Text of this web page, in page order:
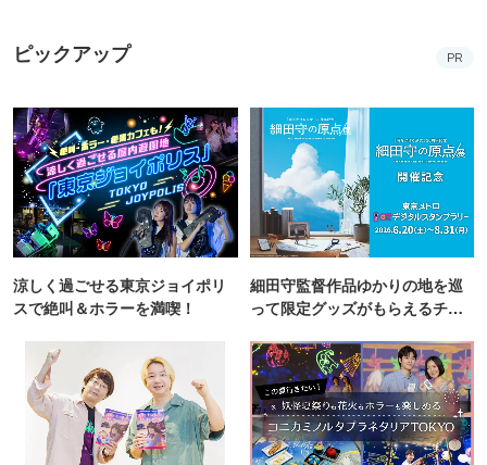
ピックアップ PR
涼しく過ごせる東京ジョイポリ
スで絶叫＆ホラーを満喫！
細田守監督作品ゆかりの地を巡
って限定グッズがもらえるチャ